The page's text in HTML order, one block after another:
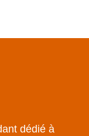
dédié à